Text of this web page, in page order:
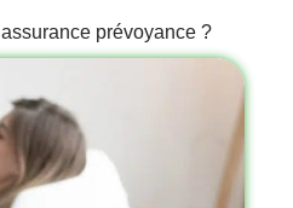
prévoyance ?